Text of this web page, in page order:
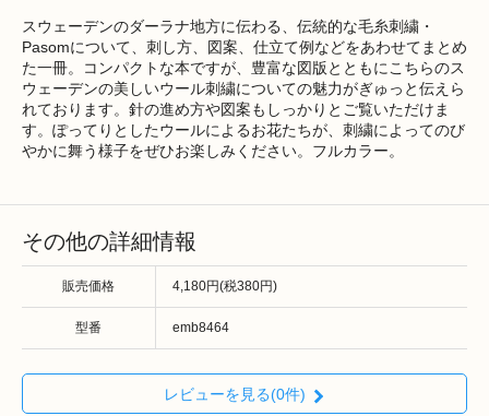
スウェーデンのダーラナ地方に伝わる、伝統的な毛糸刺繍・
Pasomについて、刺し方、図案、仕立て例などをあわせてまとめ
た一冊。コンパクトな本ですが、豊富な図版とともにこちらのス
ウェーデンの美しいウール刺繍についての魅力がぎゅっと伝えら
れております。針の進め方や図案もしっかりとご覧いただけま
す。ぽってりとしたウールによるお花たちが、刺繍によってのび
やかに舞う様子をぜひお楽しみください。フルカラー。
その他の詳細情報
販売価格 4,180円(税380円)
型番 emb8464
レビューを見る(0件)